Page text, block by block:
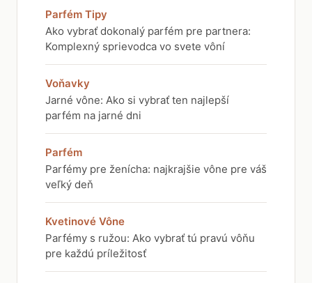
Parfém Tipy
Ako vybrať dokonalý parfém pre partnera:
Komplexný sprievodca vo svete vôní
Voňavky
Jarné vône: Ako si vybrať ten najlepší
parfém na jarné dni
Parfém
Parfémy pre ženícha: najkrajšie vône pre váš
veľký deň
Kvetinové Vône
Parfémy s ružou: Ako vybrať tú pravú vôňu
pre každú príležitosť